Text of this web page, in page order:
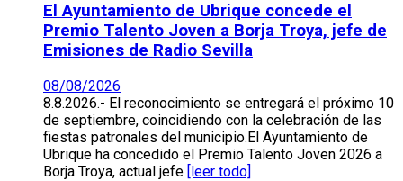
El Ayuntamiento de Ubrique concede el
Premio Talento Joven a Borja Troya, jefe de
Emisiones de Radio Sevilla
08/08/2026
8.8.2026.- El reconocimiento se entregará el próximo 10
de septiembre, coincidiendo con la celebración de las
fiestas patronales del municipio.El Ayuntamiento de
Ubrique ha concedido el Premio Talento Joven 2026 a
Borja Troya, actual jefe [leer todo]